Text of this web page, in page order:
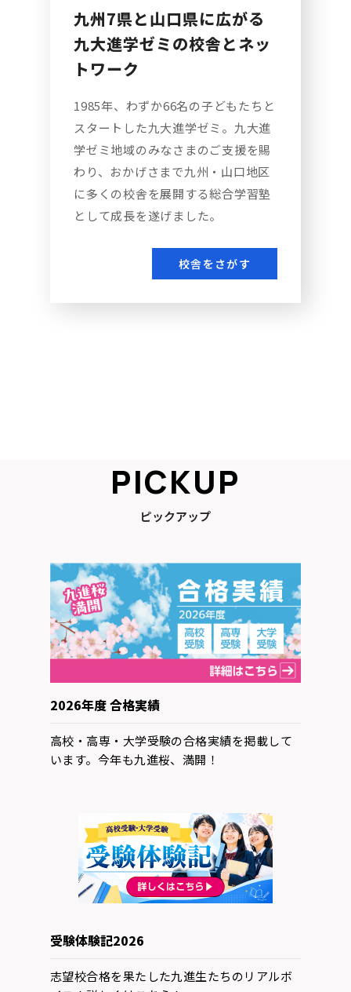
九州7県と山口県に広がる
九大進学ゼミの校舎とネッ
トワーク
1985年、わずか66名の子どもたちと
スタートした九大進学ゼミ。九大進
学ゼミ地域のみなさまのご支援を賜
わり、おかげさまで九州・山口地区
に多くの校舎を展開する総合学習塾
として成長を遂げました。
校舎をさがす
ピックアップ
2026年度 合格実績
高校・高専・大学受験の合格実績を掲載して
います。今年も九進桜、満開！
受験体験記2026
志望校合格を果たした九進生たちのリアルボ